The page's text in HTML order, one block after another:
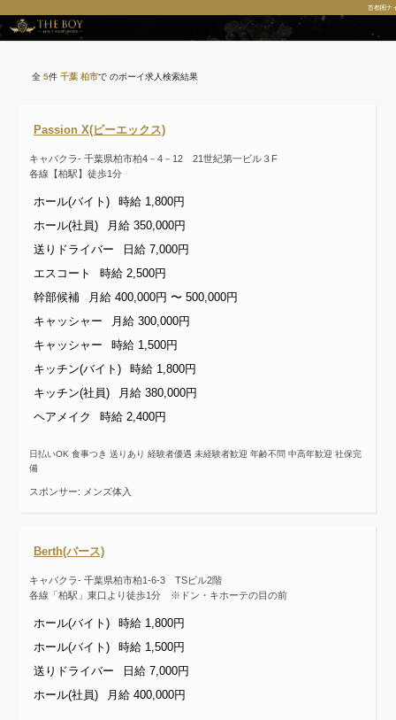
首都圏ナ
全 5件 千葉 柏市で のボーイ求人検索結果
Passion X(ピーエックス)
キャバクラ- 千葉県柏市柏4－4－12 21世紀第一ビル３F
各線【柏駅】徒歩1分
ホール(バイト)
時給 1,800円
ホール(社員)
月給 350,000円
送りドライバー
日給 7,000円
エスコート
時給 2,500円
幹部候補
月給 400,000円 〜 500,000円
キャッシャー
月給 300,000円
キャッシャー
時給 1,500円
キッチン(バイト)
時給 1,800円
キッチン(社員)
月給 380,000円
ヘアメイク
時給 2,400円
日払いOK 食事つき 送りあり 経験者優遇 未経験者歓迎 年齢不問 中高年歓迎 社保完
備
スポンサー: メンズ体入
Berth(バース)
キャバクラ- 千葉県柏市柏1-6-3 TSビル2階
各線「柏駅」東口より徒歩1分 ※ドン・キホーテの目の前
ホール(バイト)
時給 1,800円
ホール(バイト)
時給 1,500円
送りドライバー
日給 7,000円
ホール(社員)
月給 400,000円